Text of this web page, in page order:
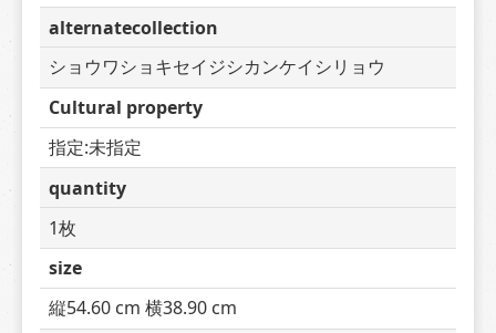
alternatecollection
ショウワショキセイジシカンケイシリョウ
Cultural property
指定:未指定
quantity
1枚
size
縦54.60 cm 横38.90 cm